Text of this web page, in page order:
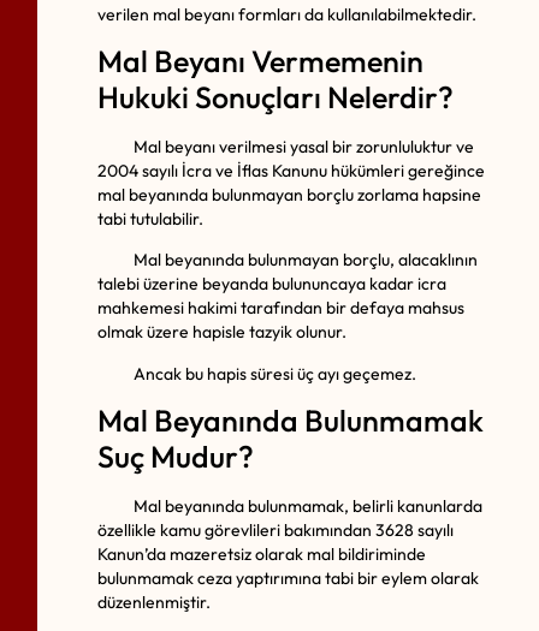
verilen mal beyanı formları da kullanılabilmektedir.
Mal Beyanı Vermemenin
Hukuki Sonuçları Nelerdir?
Mal beyanı verilmesi yasal bir zorunluluktur ve
2004 sayılı İcra ve İflas Kanunu hükümleri gereğince
mal beyanında bulunmayan borçlu zorlama hapsine
tabi tutulabilir.
Mal beyanında bulunmayan borçlu, alacaklının
talebi üzerine beyanda bulununcaya kadar icra
mahkemesi hakimi tarafından bir defaya mahsus
olmak üzere hapisle tazyik olunur.
Ancak bu hapis süresi üç ayı geçemez.
Mal Beyanında Bulunmamak
Suç Mudur?
Mal beyanında bulunmamak, belirli kanunlarda
özellikle kamu görevlileri bakımından 3628 sayılı
Kanun’da mazeretsiz olarak mal bildiriminde
bulunmamak ceza yaptırımına tabi bir eylem olarak
düzenlenmiştir.